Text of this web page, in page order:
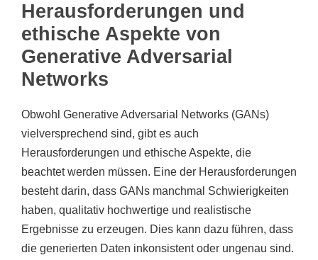
Herausforderungen und
ethische Aspekte von
Generative Adversarial
Networks
Obwohl Generative Adversarial Networks (GANs)
vielversprechend sind, gibt es auch
Herausforderungen und ethische Aspekte, die
beachtet werden müssen. Eine der Herausforderungen
besteht darin, dass GANs manchmal Schwierigkeiten
haben, qualitativ hochwertige und realistische
Ergebnisse zu erzeugen. Dies kann dazu führen, dass
die generierten Daten inkonsistent oder ungenau sind.